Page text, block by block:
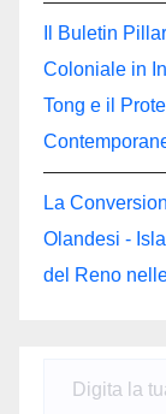
Il Buletin
Coloniale in
Tong e il
La
Olandesi -
del Reno